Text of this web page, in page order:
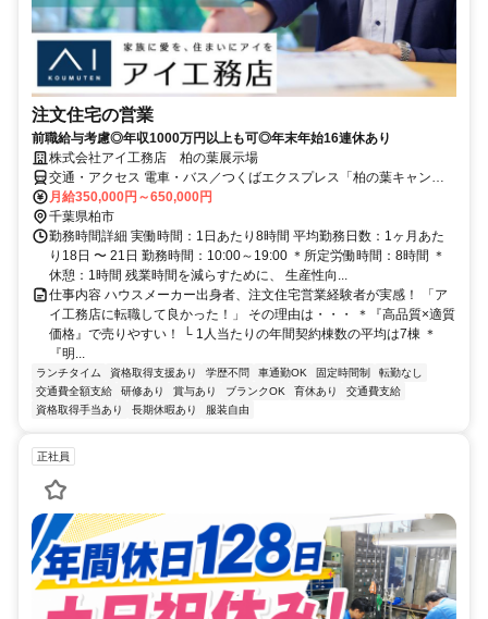
注文住宅の営業
前職給与考慮◎年収1000万円以上も可◎年末年始16連休あり
株式会社アイ工務店 柏の葉展示場
交通・アクセス 電車・バス／つくばエクスプレス「柏の葉キャンパ
ス」駅西口またはJR常磐線「柏」駅西口より東武バス「国立がん研
究センター」 バス停下車。徒歩約5分 車／国道16号線沿い、常磐自
動車道、柏インター東
月給350,000円～650,000円
千葉県柏市
勤務時間詳細 実働時間：1日あたり8時間 平均勤務日数：1ヶ月あた
り18日 〜 21日 勤務時間：10:00～19:00 ＊所定労働時間：8時間 ＊
休憩：1時間 残業時間を減らすために、 生産性向...
仕事内容 ハウスメーカー出身者、注文住宅営業経験者が実感！ 「ア
イ工務店に転職して良かった！」 その理由は・・・ ＊『高品質×適質
価格』で売りやすい！ └ 1人当たりの年間契約棟数の平均は7棟 ＊
『明...
ランチタイム 資格取得支援あり 学歴不問 車通勤OK 固定時間制
転勤なし
交通費全額支給
研修あり 賞与あり ブランクOK 育休あり
交通費支給
資格取得手当あり
長期休暇あり 服装自由
正社員